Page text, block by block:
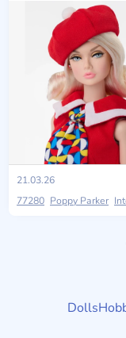
21.03.26
77280 Poppy Parker